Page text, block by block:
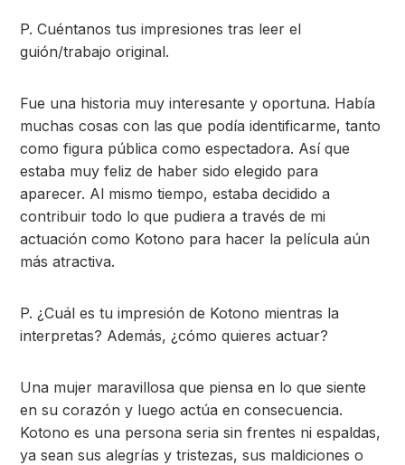
P. Cuéntanos tus impresiones tras leer el
guión/trabajo original.
Fue una historia muy interesante y oportuna. Había
muchas cosas con las que podía identificarme, tanto
como figura pública como espectadora. Así que
estaba muy feliz de haber sido elegido para
aparecer. Al mismo tiempo, estaba decidido a
contribuir todo lo que pudiera a través de mi
actuación como Kotono para hacer la película aún
más atractiva.
P. ¿Cuál es tu impresión de Kotono mientras la
interpretas? Además, ¿cómo quieres actuar?
Una mujer maravillosa que piensa en lo que siente
en su corazón y luego actúa en consecuencia.
Kotono es una persona seria sin frentes ni espaldas,
ya sean sus alegrías y tristezas, sus maldiciones o